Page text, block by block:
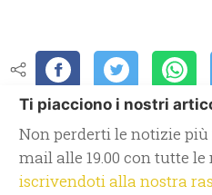
Ti piacciono i nostri
Non perderti le notizie
mail alle 19.00 con tutte
iscrivendoti alla nostra